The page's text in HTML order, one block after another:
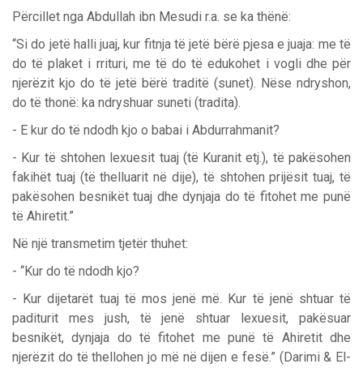
Përcillet nga Abdullah ibn Mesudi r.a. se ka thënë:
“Si do jetë halli juaj, kur fitnja të jetë bërë pjesa e juaja: me të
do të plaket i rrituri, me të do të edukohet i vogli dhe për
njerëzit kjo do të jetë bërë traditë (sunet). Nëse ndryshon,
do të thonë: ka ndryshuar suneti (tradita).
- E kur do të ndodh kjo o babai i Abdurrahmanit?
- Kur të shtohen lexuesit tuaj (të Kuranit etj.), të pakësohen
fakihët tuaj (të thelluarit në dije), të shtohen prijësit tuaj, të
pakësohen besnikët tuaj dhe dynjaja do të fitohet me punë
të Ahiretit.”
Në një transmetim tjetër thuhet:
- “Kur do të ndodh kjo?
- Kur dijetarët tuaj të mos jenë më. Kur të jenë shtuar të
paditurit mes jush, të jenë shtuar lexuesit, pakësuar
besnikët, dynjaja do të fitohet me punë të Ahiretit dhe
njerëzit do të thellohen jo më në dijen e fesë.” (Darimi & El-